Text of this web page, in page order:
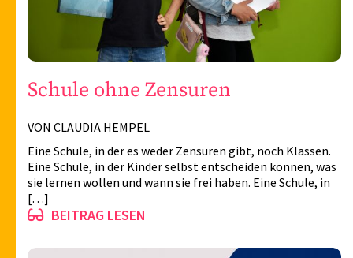
Schule ohne Zensuren
VON CLAUDIA HEMPEL
Eine Schule, in der es weder Zensuren gibt, noch Klassen.
Eine Schule, in der Kinder selbst entscheiden können, was
sie lernen wollen und wann sie frei haben. Eine Schule, in
[…]
BEITRAG LESEN